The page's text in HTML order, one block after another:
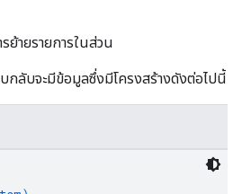
ย้ายรายการในส่วน
บกลับจะมีข้อมูลซึ่งมีโครงสร้างดังต่อไปนี้